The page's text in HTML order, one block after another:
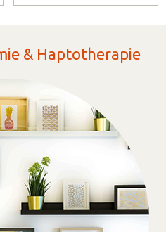
& Haptotherapie